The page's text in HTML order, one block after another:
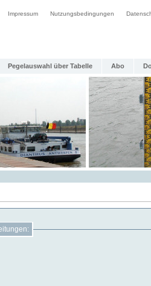
Impressum Nutzungsbedingungen
Pegelauswahl über Tabelle Abo